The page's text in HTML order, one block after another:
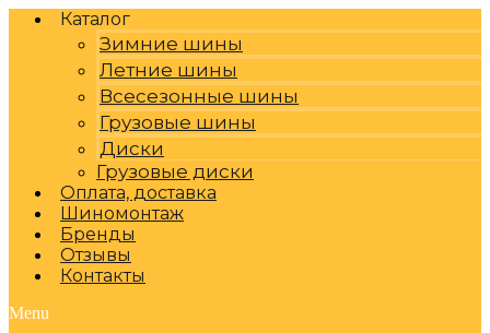
Каталог
Зимние шины
Летние шины
Всесезонные шины
Грузовые шины
Диски
Грузовые диски
Оплата, доставка
Шиномонтаж
Бренды
Отзывы
Контакты
Menu